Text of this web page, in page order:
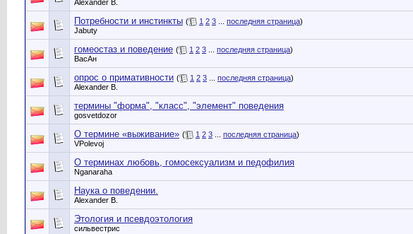
Alexander B.
Потребности и инстинкты ( 1 2 3 последняя страница)
Jabuty
гомеостаз и поведение ( 1 2 3 последняя страница)
ВасАн
опрос о примативности ( 1 2 3 последняя страница)
Alexander B.
термины "форма", "класс", "элемент" поведения
gosvetdozor
О термине «выживание» ( 1 2 3 последняя страница)
VPolevoj
О терминах любовь, гомосексуализм и педофилия
Nganaraha
Наука о поведении.
Alexander B.
Этология и псевдоэтология
сильвестрис